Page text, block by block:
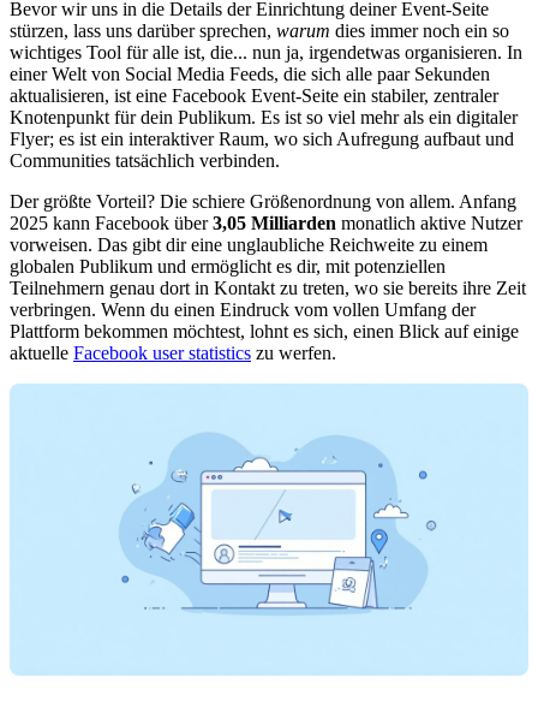
Bevor wir uns in die Details der Einrichtung deiner Event-Seite
stürzen, lass uns darüber sprechen, warum dies immer noch ein so
wichtiges Tool für alle ist, die... nun ja, irgendetwas organisieren. In
einer Welt von Social Media Feeds, die sich alle paar Sekunden
aktualisieren, ist eine Facebook Event-Seite ein stabiler, zentraler
Knotenpunkt für dein Publikum. Es ist so viel mehr als ein digitaler
Flyer; es ist ein interaktiver Raum, wo sich Aufregung aufbaut und
Communities tatsächlich verbinden.
Der größte Vorteil? Die schiere Größenordnung von allem. Anfang
2025 kann Facebook über3,05 Milliarden monatlich aktive Nutzer
vorweisen. Das gibt dir eine unglaubliche Reichweite zu einem
globalen Publikum und ermöglicht es dir, mit potenziellen
Teilnehmern genau dort in Kontakt zu treten, wo sie bereits ihre Zeit
verbringen. Wenn du einen Eindruck vom vollen Umfang der
Plattform bekommen möchtest, lohnt es sich, einen Blick auf einige
aktuelle Facebook user statistics zu werfen.